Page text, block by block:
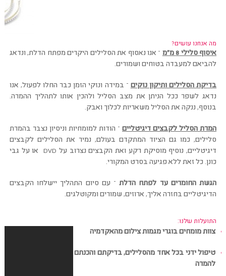
מה אנחנו עושים?
איסוף סלילי 8 מ"מ – אנו נאסוף את הסלילים היקרים מפתח הדלת, ונדאג
להביאם למעבדה בטוחים ושמורים.
בדיקת הסלילים ותיקון נזקים – במידה ונזקי הזמן כבר החלו לפעול, אנו
נדאג לשפר ככל הניתן את מצב הסליל ולהכין אותו לתהליך ההמרה.
בנוסף, ננקה את הסליל משאריות לכלוך ואבק.
המרת הסליל לקבצים דיגיטליים– הודות למומחיות וניסיון נצבר בהמרת
סלילים, כמו גם הציוד המתקדם בעולם, נמיר את הסלילים לקבצים
דיגיטליים, נוסיף מוסיקת רקע ואת הקבצים נצרוב על DVD או על גבי
כונן. כל זאת ללא פגיעה בסרט המקורי.
הגשת החומרים עד לפתח הדלת– עם סיום התהליך יישלחו הקבצים
הדיגיטליים בחזרה אליך, ארוזים, שמורים ומקוטלגים.
התועלות שלנו:
צוות מומחים בוגרי מגמות צילום מהאקדמיה
טיפול ידני בכל אחד מהסלילים, בדיקתם והכנתם
להמרה